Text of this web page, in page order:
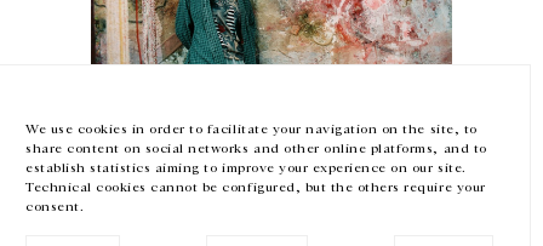
We use cookies in order to facilitate your navigation on the site, to
share content on social networks and other online platforms, and to
establish statistics aiming to improve your experience on our site.
Technical cookies cannot be configured, but the others require your
consent.
Prix Marcel Duchamp 2022
13 janvier — 17 octobre 2022
PRIX
LE SAMEDI
EN FR 中文 Facebook Instagram
Inscrivez-vous à notre newsletter